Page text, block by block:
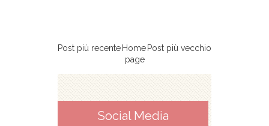
Post più recente Post più vecchio
Home
page
Social Media